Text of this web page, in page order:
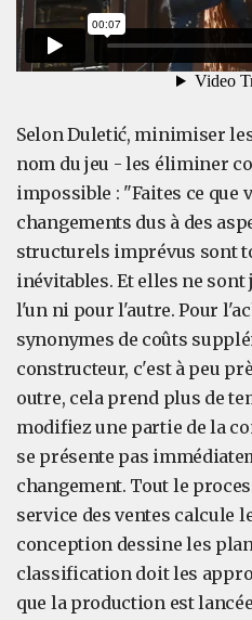
Selon Duletić, minimiser
nom du jeu - les éliminer
impossible : "Faites ce que
changements dus à des
structurels imprévus sont
inévitables. Et elles ne
l'un ni pour l'autre. Pour
synonymes de coûts
constructeur, c'est à peu
outre, cela prend plus de
modifiez une partie de la
se présente pas
changement. Tout le
service des ventes calcule
conception dessine les
classification doit les
que la production est